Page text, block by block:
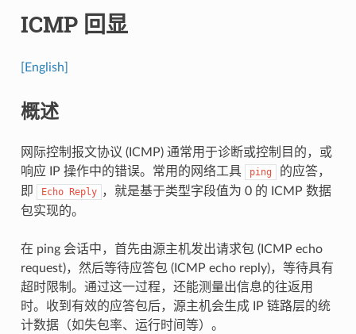
ICMP 回显
[English]
概述
网际控制报文协议 (ICMP) 通常用于诊断或控制目的，或
响应 IP 操作中的错误。常用的网络工具
ping
的应答，
即
Echo Reply ，就是基于类型字段值为 0 的 ICMP 数据
包实现的。
在 ping 会话中，首先由源主机发出请求包 (ICMP echo
request)，然后等待应答包 (ICMP echo reply)，等待具有
超时限制。通过这一过程，还能测量出信息的往返用
时。收到有效的应答包后，源主机会生成 IP 链路层的统
计数据（如失包率、运行时间等）。